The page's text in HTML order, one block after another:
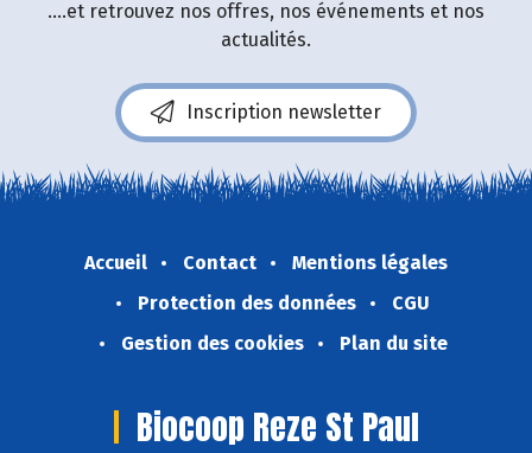
....et retrouvez nos offres, nos événements et nos
actualités.
Inscription newsletter
Accueil Contact
Mentions légales
Protection des données
CGU
Gestion des cookies
Plan du site
Biocoop Reze St Paul